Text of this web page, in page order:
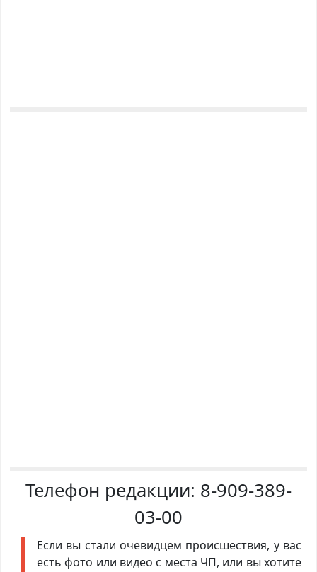
Телефон редакции: 8-909-389-
03-00
Если вы стали очевидцем происшествия, у вас
есть фото или видео с места ЧП, или вы хотите